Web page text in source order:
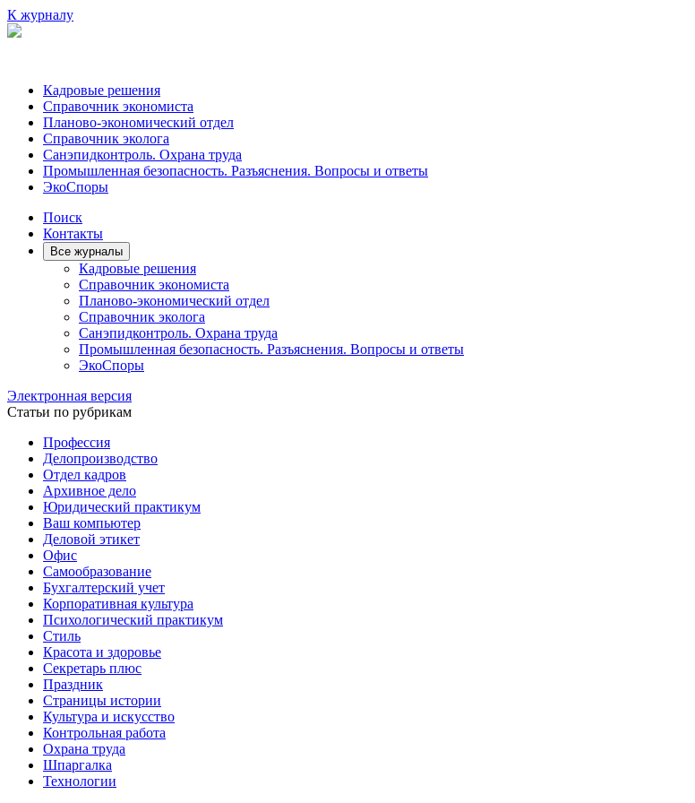
К журналу
Кадровые решения
Справочник экономиста
Планово-экономический отдел
Справочник эколога
Санэпидконтроль. Охрана труда
Промышленная безопасность. Разъяснения. Вопросы и ответы
ЭкоСпоры
Поиск
Контакты
Все журналы
Кадровые решения
Справочник экономиста
Планово-экономический отдел
Справочник эколога
Санэпидконтроль. Охрана труда
Промышленная безопасность. Разъяснения. Вопросы и ответы
ЭкоСпоры
Электронная версия
Статьи по рубрикам
Профессия
Делопроизводство
Отдел кадров
Архивное дело
Юридический практикум
Ваш компьютер
Деловой этикет
Офис
Самообразование
Бухгалтерский учет
Корпоративная культура
Психологический практикум
Стиль
Красота и здоровье
Секретарь плюс
Праздник
Страницы истории
Культура и искусство
Контрольная работа
Охрана труда
Шпаргалка
Технологии